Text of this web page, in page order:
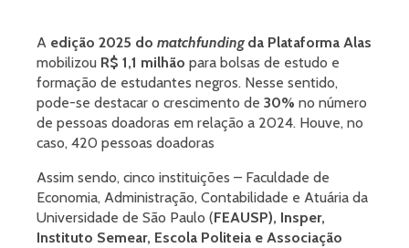
A edição 2025 do matchfunding da Plataforma Alas
mobilizou R$ 1,1 milhão para bolsas de estudo e
formação de estudantes negros. Nesse sentido,
pode-se destacar o crescimento de 30% no número
de pessoas doadoras em relação a 2024. Houve, no
caso, 420 pessoas doadoras
Assim sendo, cinco instituições – Faculdade de
Economia, Administração, Contabilidade e Atuária da
Universidade de São Paulo (FEAUSP), Insper,
Instituto Semear, Escola Politeia e Associação